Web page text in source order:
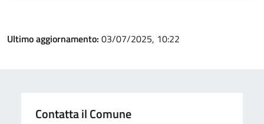
Ultimo aggiornamento: 03/07/2025, 10:22
Contatta il Comune